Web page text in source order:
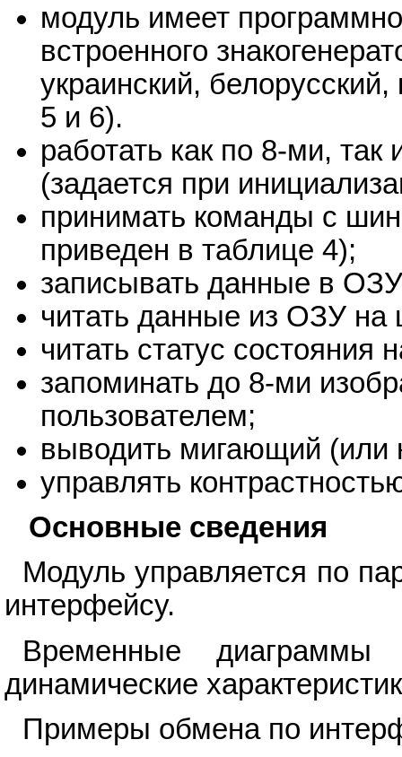
модуль имеет
встроенного
украинский,
5 и 6).
работать как по 8-ми,
(задается при
принимать команды с
приведен в таблице 4);
записывать данные в
читать данные из ОЗУ
читать статус
запоминать до 8-ми
пользователем;
выводить мигающий (или
управлять
Основные сведения
Модуль управляется по
интерфейсу.
Временные
динамические
Примеры обмена по